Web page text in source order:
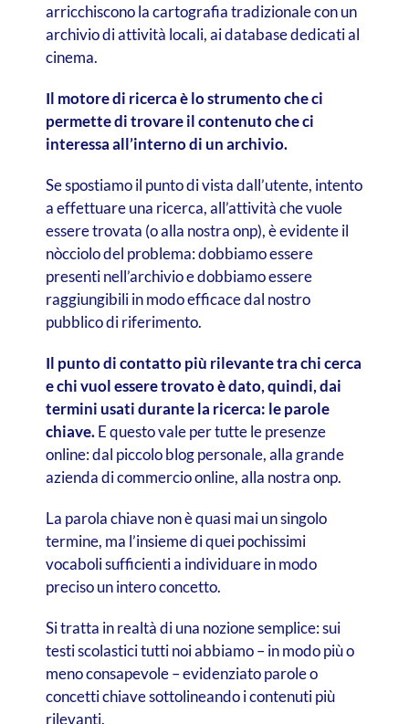
arricchiscono la cartografia tradizionale con un
archivio di attività locali, ai database dedicati al
cinema.
Il motore di ricerca è lo strumento che ci
permette di trovare il contenuto che ci
interessa all’interno di un archivio.
Se spostiamo il punto di vista dall’utente, intento
a effettuare una ricerca, all’attività che vuole
essere trovata (o alla nostra onp), è evidente il
nòcciolo del problema: dobbiamo essere
presenti nell’archivio e dobbiamo essere
raggiungibili in modo efficace dal nostro
pubblico di riferimento.
Il punto di contatto più rilevante tra chi cerca
e chi vuol essere trovato è dato, quindi, dai
termini usati durante la ricerca: le parole
chiave.E questo vale per tutte le presenze
online: dal piccolo blog personale, alla grande
azienda di commercio online, alla nostra onp.
La parola chiave non è quasi mai un singolo
termine, ma l’insieme di quei pochissimi
vocaboli sufficienti a individuare in modo
preciso un intero concetto.
Si tratta in realtà di una nozione semplice: sui
testi scolastici tutti noi abbiamo – in modo più o
meno consapevole – evidenziato parole o
concetti chiave sottolineando i contenuti più
rilevanti.